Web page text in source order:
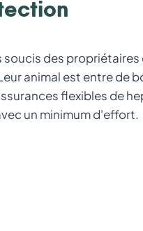
soucis des
animal est entre de
flexibles de
un minimum d'effort.